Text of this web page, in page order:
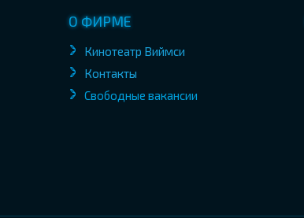
О ФИРМЕ
Кинотеатр Виймси
Контакты
Свободные вакансии